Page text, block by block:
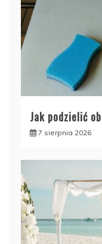
Jak podzielić
7 sierpnia 2026